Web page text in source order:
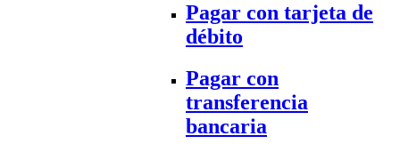
Pagar con tarjeta de
débito
Pagar con
transferencia
bancaria